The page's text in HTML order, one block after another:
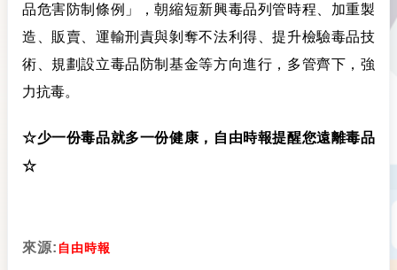
品危害防制條例」，朝縮短新興毒品列管時程、加重製
造、販賣、運輸刑責與剝奪不法利得、提升檢驗毒品技
術、規劃設立毒品防制基金等方向進行，多管齊下，強
力抗毒。
☆少一份毒品就多一份健康，自由時報提醒您遠離毒品
☆
來源: 自由時報